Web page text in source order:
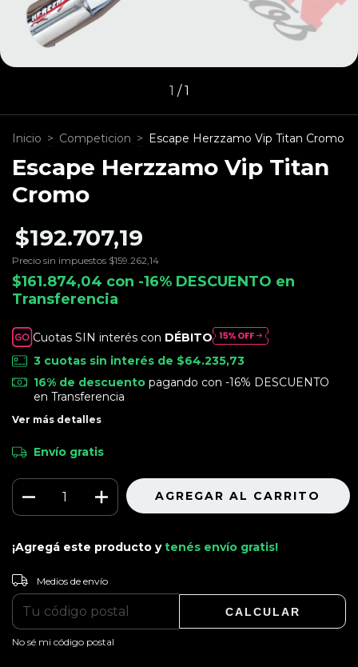
1 /1
Inicio > Competicion > Escape Herzzamo Vip Titan Cromo
Escape Herzzamo Vip Titan
Cromo
$192.707,19
Precio sin impuestos $159.262,14
$161.874,04 con -16% DESCUENTO en
Transferencia
Cuotas SIN interés con DÉBITO
3 cuotas sin interés de $64.235,73
16% de descuentopagando con -16% DESCUENTO
en Transferencia
Ver más detalles
Envío gratis
¡Agregá este producto ytenés envío gratis!
Entregas para el CP:
Medios de envío
CALCULAR
No sé mi código postal